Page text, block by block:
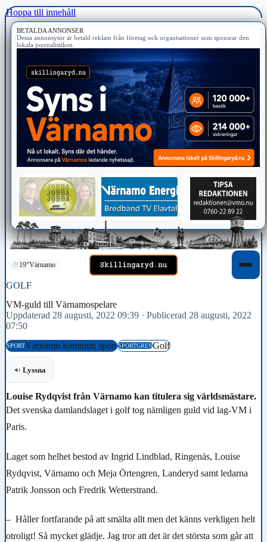
Hoppa till innehåll
BETALDA ANNONSER
Dessa annonsytor är betald reklam från företag och organisationer som sponsrar den
lokala journalistiken.
19°Värnamo
GOLF
VM-guld till Värnamospelare
Uppdaterad 28 augusti, 2022 09:39 · Publicerad 28 augusti, 2022
07:50
SPORTVärnamo kommun sportSPORTGRENGolf
Lyssna
Louise Rydqvist från Värnamo kan titulera sig världsmästare.
Det svenska damlandslaget i golf tog nämligen guld vid lag-VM i
Paris.
Laget som helhet bestod av Ingrid Lindblad, Ringenäs, Louise
Rydqvist, Värnamo och Meja Örtengren, Landeryd samt ledarna
Patrik Jonsson och Fredrik Wetterstrand.
– Håller fortfarande på att smälta allt men det känns verkligen helt
otroligt! Så mycket glädje. Jag tror att det är det största som går att